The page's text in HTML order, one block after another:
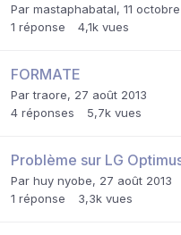
Par mastaphabatal, 11
1 réponse 4,1k vues
FORMATE
Partraore, 27 août 2013
4 réponses 5,7k vues
Problème sur LG
Par huy nyobe, 27 août 2013
1 réponse 3,3k vues